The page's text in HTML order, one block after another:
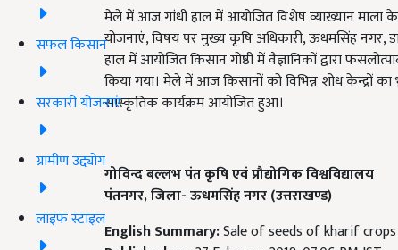
सफल किसान
सरकारी योजनाएं
ग्रामीण उद्द्योग
लाइफ स्टाइल
मेले में आज गांधी हाल में आयोजित विशेष व्याख्यान माला
योजनाएं, विषय पर मुख्य कृषि अधिकारी, ऊधमसिंह नगर, डा.
हाल में आयोजित किसान गोष्ठी में वैज्ञानिकों द्वारा
किया गया। मेले में आज किसानों को विभिन्न शोध केन्द्रों
सांस्कृतिक कार्यक्रम आयोजित हुआ।
गोविन्द बल्लभ पंत कृषि एवं प्रौद्योगिक विश्वविद्यालय
पंतनगर, जिला- ऊधमसिंह नगर (उत्तराखण्ड)
English Summary:Sale of seeds of kharif